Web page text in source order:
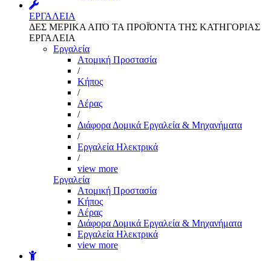
ΕΡΓΑΛΕΙΑ
ΔΕΣ ΜΕΡΙΚΑ ΑΠΌ ΤΑ ΠΡΟΪΌΝΤΑ ΤΗΣ ΚΑΤΗΓΟΡΙΑΣ
ΕΡΓΑΛΕΙΑ
Εργαλεία
Aτομική Προστασία
/
Kήπος
/
Αέρας
/
Διάφορα Δομικά Εργαλεία & Μηχανήματα
/
Εργαλεία Ηλεκτρικά
/
view more
Εργαλεία
Aτομική Προστασία
Kήπος
Αέρας
Διάφορα Δομικά Εργαλεία & Μηχανήματα
Εργαλεία Ηλεκτρικά
view more